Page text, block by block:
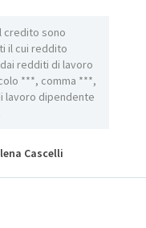
credito sono
il cui reddito
redditi di lavoro
***, comma ***,
lavoro dipendente
Cascelli